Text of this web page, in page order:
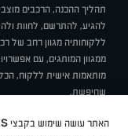
תהליך ההכנה, הרכבים
להגיע, להתרשם, לחוות
ללקוחותיה מגוון רחב של
ממגוון המותגים, עם
מותאמות אישית ללקוח,
שחיפשת.
תקנוןBUY BACK
האתר עושה שימוש בקבצי